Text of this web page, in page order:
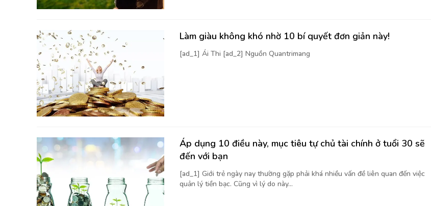
Làm giàu không khó nhờ 10 bí quyết đơn giản này!
[ad_1] Ái Thi [ad_2] Nguồn Quantrimang
Áp dụng 10 điều này, mục tiêu tự chủ tài chính ở tuổi 30 sẽ
đến với bạn
[ad_1] Giới trẻ ngày nay thường gặp phải khá nhiều vấn đề liên quan đến việc
quản lý tiền bạc. Cũng vì lý do này...